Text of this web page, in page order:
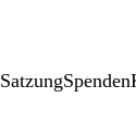
SatzungSpenden